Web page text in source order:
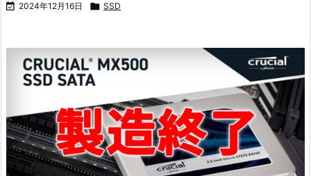
 2024年12月16日  SSD